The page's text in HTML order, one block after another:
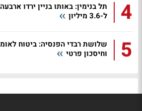
4
ל-3.6 מיליון
5
שלושת רבדי הפנסיה: ביטוח
וחיסכון פרטי